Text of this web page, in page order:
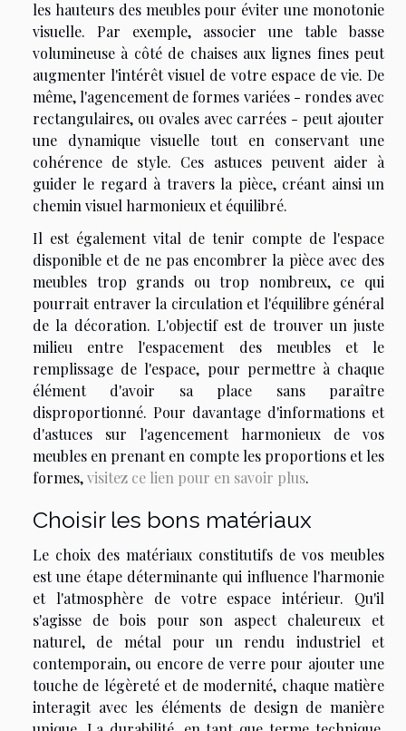
les hauteurs des meubles pour éviter une monotonie
visuelle. Par exemple, associer une table basse
volumineuse à côté de chaises aux lignes fines peut
augmenter l'intérêt visuel de votre espace de vie. De
même, l'agencement de formes variées - rondes avec
rectangulaires, ou ovales avec carrées - peut ajouter
une dynamique visuelle tout en conservant une
cohérence de style. Ces astuces peuvent aider à
guider le regard à travers la pièce, créant ainsi un
chemin visuel harmonieux et équilibré.
Il est également vital de tenir compte de l'espace
disponible et de ne pas encombrer la pièce avec des
meubles trop grands ou trop nombreux, ce qui
pourrait entraver la circulation et l'équilibre général
de la décoration. L'objectif est de trouver un juste
milieu entre l'espacement des meubles et le
remplissage de l'espace, pour permettre à chaque
élément d'avoir sa place sans paraître
disproportionné. Pour davantage d'informations et
d'astuces sur l'agencement harmonieux de vos
meubles en prenant en compte les proportions et les
formes,visitez ce lien pour en savoir plus.
Choisir les bons matériaux
Le choix des matériaux constitutifs de vos meubles
est une étape déterminante qui influence l'harmonie
et l'atmosphère de votre espace intérieur. Qu'il
s'agisse de bois pour son aspect chaleureux et
naturel, de métal pour un rendu industriel et
contemporain, ou encore de verre pour ajouter une
touche de légèreté et de modernité, chaque matière
interagit avec les éléments de design de manière